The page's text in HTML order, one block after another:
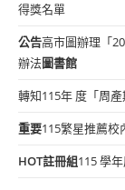
得獎名單
公告高市圖辦理「
辦法圖書館
轉知115年 度「周
重要115繁星推薦校
HOT註冊組115 學